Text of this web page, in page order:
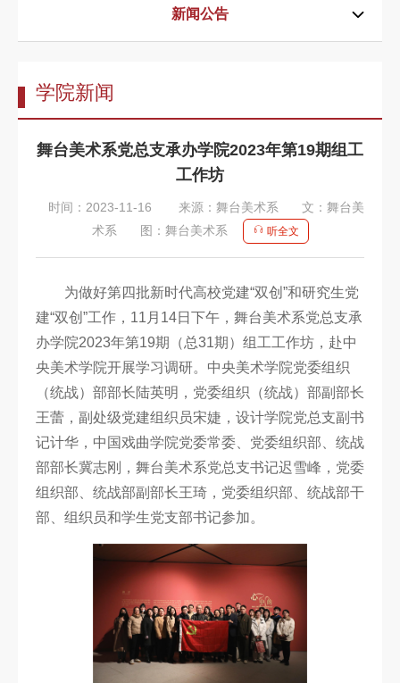
新闻公告
学院新闻
舞台美术系党总支承办学院2023年第19期组工
工作坊
时间：2023-11-16 来源：舞台美术系
文：舞台美
术系
图：舞台美术系 听全文
为做好第四批新时代高校党建“双创”和研究生党
建“双创”工作，11月14日下午，舞台美术系党总支承
办学院2023年第19期（总31期）组工工作坊，赴中
央美术学院开展学习调研。中央美术学院党委组织
（统战）部部长陆英明，党委组织（统战）部副部长
王蕾，副处级党建组织员宋婕，设计学院党总支副书
记计华，中国戏曲学院党委常委、党委组织部、统战
部部长冀志刚，舞台美术系党总支书记迟雪峰，党委
组织部、统战部副部长王琦，党委组织部、统战部干
部、组织员和学生党支部书记参加。